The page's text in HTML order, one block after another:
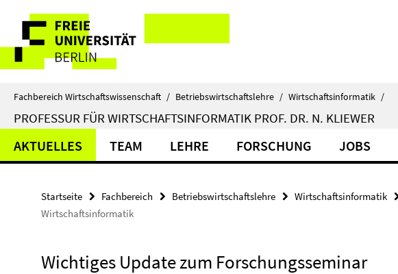
direkt
Inhalt
Service-
Navigation
Fachbereich Wirtschaftswissenschaft / Betriebswirtschaftslehre / Wirtschaftsinformatik /
PROFESSUR FÜR WIRTSCHAFTSINFORMATIK PROF. DR. N. KLIEWER
AKTUELLES TEAM LEHRE FORSCHUNG JOBS
Startseite Fachbereich Betriebswirtschaftslehre Wirtschaftsinformatik
Wirtschaftsinformatik
Wichtiges Update zum Forschungsseminar